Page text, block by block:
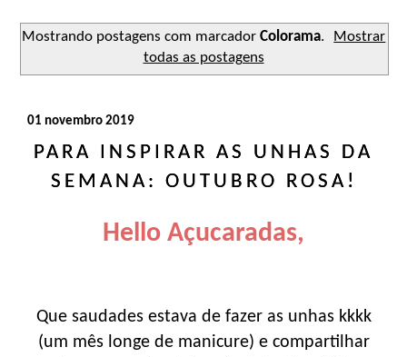
Mostrando postagens com marcador Colorama.
Mostrar
todas as postagens
01 novembro 2019
PARA INSPIRAR AS UNHAS DA
SEMANA: OUTUBRO ROSA!
Hello Açucaradas,
Que saudades estava de fazer as unhas kkkk
(um mês longe de manicure) e compartilhar